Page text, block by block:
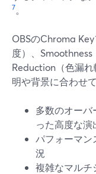
7。
OBSのChroma
度）、
Reduction（色漏
明や背景に合わせ
多数のオー
った高度な演
パフォーマン
況
複雑なマルチ